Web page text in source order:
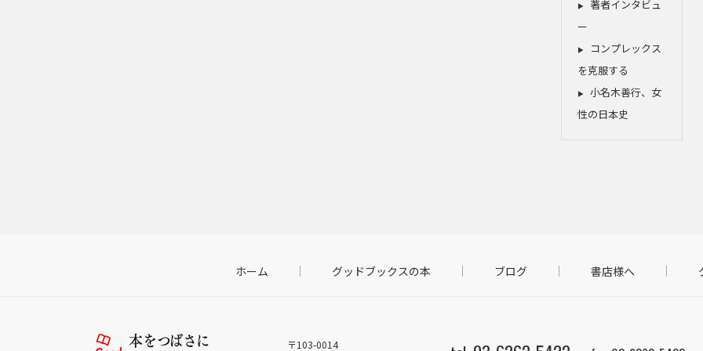
著者インタビュ
ー
コンプレックス
を克服する
小名木善行、女
性の日本史
ホーム グッドブックスの本 ブログ 書店様へ
〒103-0014